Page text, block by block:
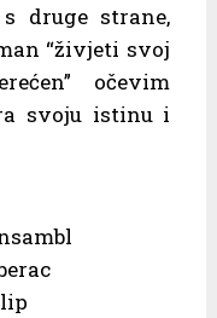
druge strane,
“živjeti svoj
očevim
svoju istinu i